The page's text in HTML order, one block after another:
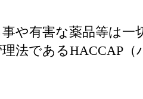
や有害な薬品等は一
法であるHACCAP（